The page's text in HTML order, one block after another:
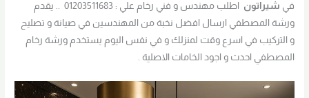
في شيراتون
اطلب مهندس و فني رخام علي : 01203511683 .. يقدم
ورشة المصطفي ارسال افضل نخبة من المهندسين في صيانة و تصليح
و التركيب في اسرع وقت لمنزلك و في نفس اليوم يستخدم ورشة رخام
المصطفي احدث و اجود الخامات الاصلية .